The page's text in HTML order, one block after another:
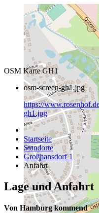
OSM Karte GH1
osm-screen-gh1.jpg
https://
gh1.jpg
Startseite
Standorte
Großhansdorf 1
Anfahrt
Lage und Anfahrt
Von Hamburg kommend